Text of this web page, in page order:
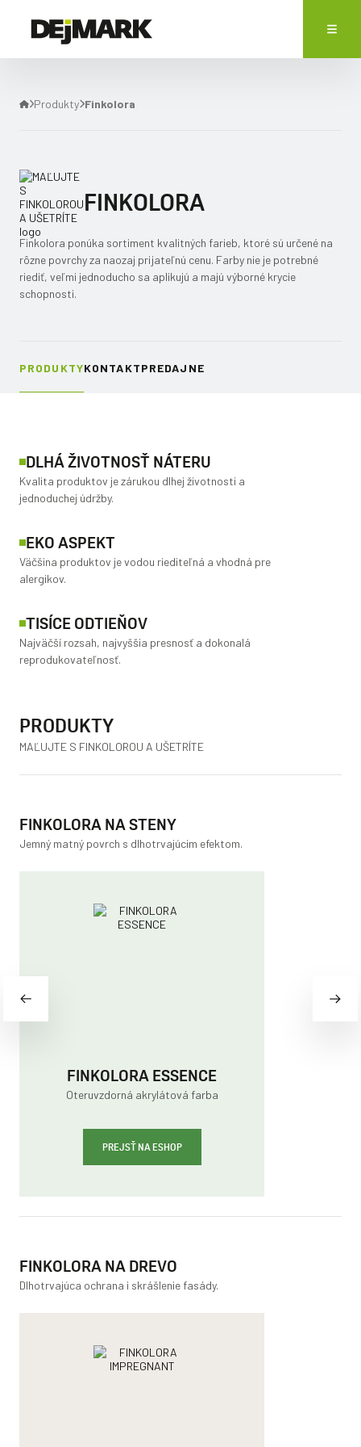
Produkty Finkolora
FINKOLORA
Finkolora ponúka sortiment kvalitných farieb, ktoré sú určené na
rôzne povrchy za naozaj prijateľnú cenu. Farby nie je potrebné
riediť, veľmi jednoducho sa aplikujú a majú výborné krycie
schopnosti.
PRODUKTYKONTAKTPREDAJNE
DLHÁ ŽIVOTNOSŤ NÁTERU
Kvalita produktov je zárukou dlhej životnosti a
jednoduchej údržby.
EKO ASPEKT
Väčšina produktov je vodou riediteľná a vhodná pre
alergikov.
TISÍCE ODTIEŇOV
Najväčší rozsah, najvyššia presnosť a dokonalá
reprodukovateľnosť.
PRODUKTY
MAĽUJTE S FINKOLOROU A UŠETRÍTE
FINKOLORA NA STENY
Jemný matný povrch s dlhotrvajúcim efektom.
FINKOLORA ESSENCE
Oteruvzdorná akrylátová farba
PREJSŤ NA ESHOP
FINKOLORA NA DREVO
Dlhotrvajúca ochrana i skrášlenie fasády.